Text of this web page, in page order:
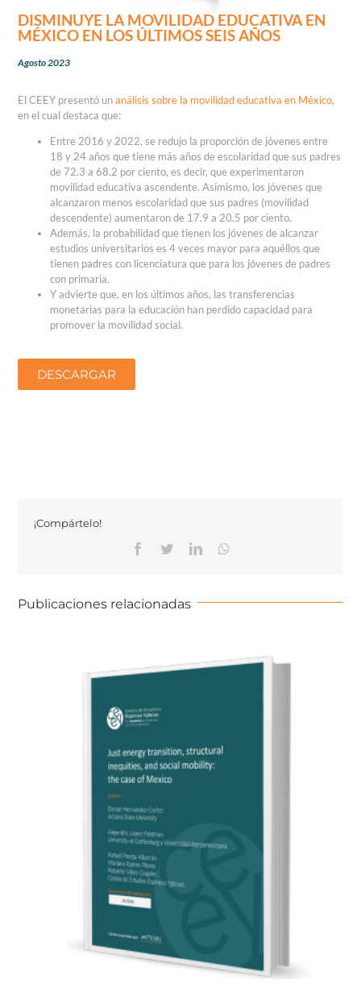
DISMINUYE LA MOVILIDAD EDUCATIVA EN
MÉXICO EN LOS ÚLTIMOS SEIS AÑOS
Agosto 2023
El CEEY presentó unanálisis sobre la movilidad educativa en México,
en el cual destaca que:
Entre 2016 y 2022, se redujo la proporción de jóvenes entre
18 y 24 años que tiene más años de escolaridad que sus padres
de 72.3 a 68.2 por ciento, es decir, que experimentaron
movilidad educativa ascendente. Asimismo, los jóvenes que
alcanzaron menos escolaridad que sus padres (movilidad
descendente) aumentaron de 17.9 a 20.5 por ciento.
Además, la probabilidad que tienen los jóvenes de alcanzar
estudios universitarios es 4 veces mayor para aquéllos que
tienen padres con licenciatura que para los jóvenes de padres
con primaria.
Y advierte que, en los últimos años, las transferencias
monetarias para la educación han perdido capacidad para
promover la movilidad social.
DESCARGAR
¡Compártelo!
Publicaciones relacionadas